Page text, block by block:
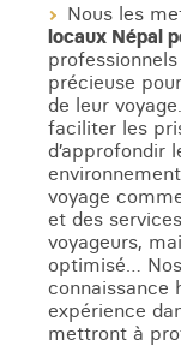
Nous les
locaux Népal
précieuse
de leur
faciliter les
d’approfondir
voyage
et des
voyageurs,
optimisé…
connaissance
expérience
mettront à